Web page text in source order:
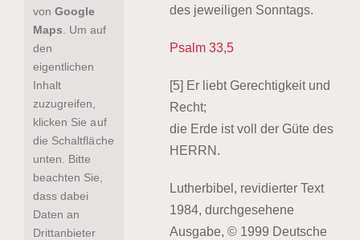
des jeweiligen Sonntags.
Psalm 33,5
[5] Er liebt Gerechtigkeit und
Recht;
die Erde ist voll der Güte des
HERRN.
Lutherbibel, revidierter Text
1984, durchgesehene
Ausgabe, © 1999 Deutsche
vonGoogle
Maps . Um auf
den
eigentlichen
Inhalt
zuzugreifen,
klicken Sie auf
die Schaltfläche
unten. Bitte
beachten Sie,
dass dabei
Daten an
Drittanbieter